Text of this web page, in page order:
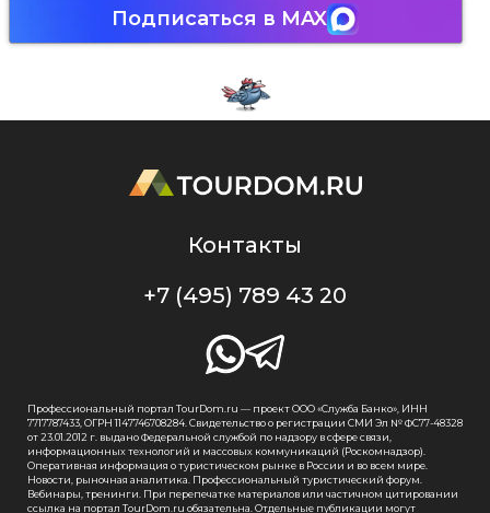
Подписаться в MAX
Контакты
+7 (495) 789 43 20
Профессиональный портал TourDom.ru — проект ООО «Служба Банко», ИНН
7717787433, ОГРН 1147746708284. Свидетельство о регистрации СМИ Эл № ФС77-48328
от 23.01.2012 г. выдано Федеральной службой по надзору в сфере связи,
информационных технологий и массовых коммуникаций (Роскомнадзор).
Оперативная информация о туристическом рынке в России и во всем мире.
Новости, рыночная аналитика. Профессиональный туристический форум.
Вебинары, тренинги. При перепечатке материалов или частичном цитировании
ссылка на портал TourDom.ru обязательна. Отдельные публикации могут